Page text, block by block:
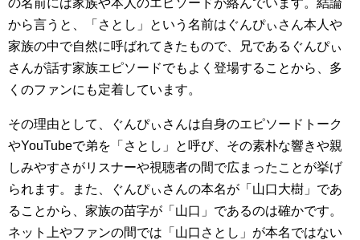
の名前には家族や本人のエピソードが絡んでいます。結論
から言うと、「さとし」という名前はぐんぴぃさん本人や
家族の中で自然に呼ばれてきたもので、兄であるぐんぴぃ
さんが話す家族エピソードでもよく登場することから、多
くのファンにも定着しています。
その理由として、ぐんぴぃさんは自身のエピソードトーク
やYouTubeで弟を「さとし」と呼び、その素朴な響きや親
しみやすさがリスナーや視聴者の間で広まったことが挙げ
られます。また、ぐんぴぃさんの本名が「山口大樹」であ
ることから、家族の苗字が「山口」であるのは確かです。
ネット上やファンの間では「山口さとし」が本名ではない